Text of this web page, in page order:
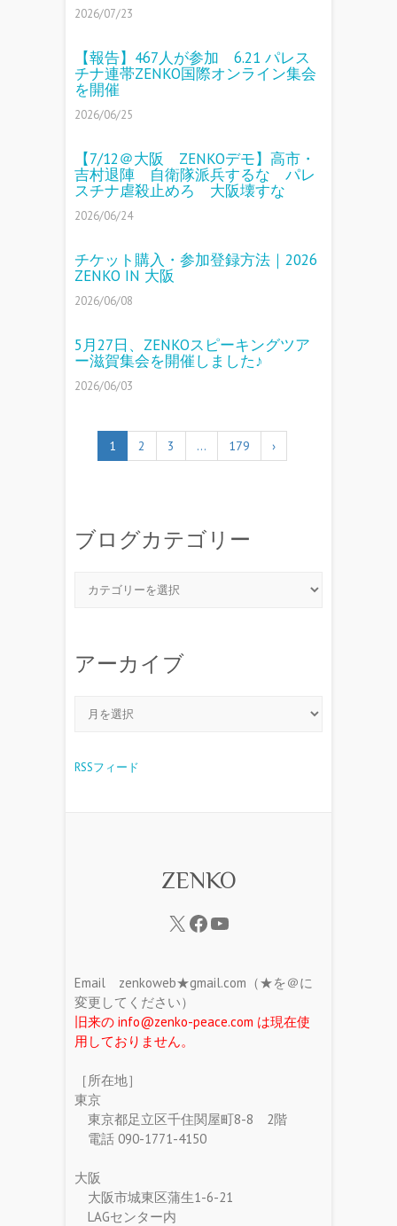
2026/07/23
【報告】467人が参加 6.21 パレス
チナ連帯ZENKO国際オンライン集会
を開催
2026/06/25
【7/12＠大阪 ZENKOデモ】高市・
吉村退陣 自衛隊派兵するな パレ
スチナ虐殺止めろ 大阪壊すな
2026/06/24
チケット購入・参加登録方法｜2026
ZENKO IN 大阪
2026/06/08
5月27日、ZENKOスピーキングツア
ー滋賀集会を開催しました♪
2026/06/03
1 2 3 … 179 ›
ブログカテゴリー
アーカイブ
RSSフィード
ZENKO
Email zenkoweb★gmail.com（★を＠に
変更してください）
旧来の info@zenko-peace.com は現在使
用しておりません。
［所在地］
東京
東京都足立区千住関屋町8-8 2階
電話 090-1771-4150
大阪
大阪市城東区蒲生1-6-21
LAGセンター内